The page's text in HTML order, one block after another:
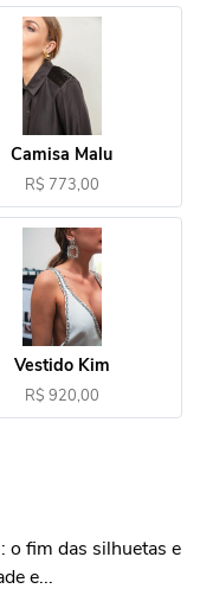
Camisa Malu
R$ 773,00
Vestido Kim
R$ 920,00
o fim das silhuetas e
e...